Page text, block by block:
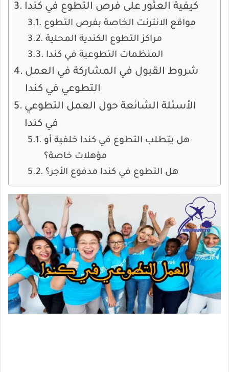
كيفية العثور على فرص التطوع في كندا
مواقع الانترنت الخاصة بفرص التطوع
مراكز التطوع الكندية المحلية
المنظمات التطوعية في كندا
شروط القبول في المشاركة في العمل
التطوعي في كندا
الأسئلة الشائعة حول العمل التطوعي
في كندا
هل يتطلب التطوع في كندا خلفية أو
مؤهلات خاصة؟
هل التطوع في كندا مدفوع الأجر؟